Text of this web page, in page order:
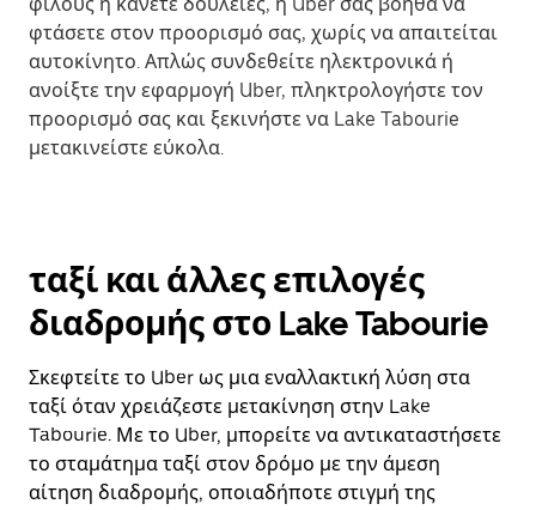
φτάσετε στον προορισμό σας, χωρίς να απαιτείται
αυτοκίνητο. Απλώς συνδεθείτε ηλεκτρονικά ή
ανοίξτε την εφαρμογή Uber, πληκτρολογήστε τον
προορισμό σας και ξεκινήστε να Lake Tabourie
μετακινείστε εύκολα.
ταξί και άλλες επιλογές
διαδρομής στο Lake Tabourie
Σκεφτείτε το Uber ως μια εναλλακτική λύση στα
ταξί όταν χρειάζεστε μετακίνηση στην Lake
Tabourie. Με το Uber, μπορείτε να αντικαταστήσετε
το σταμάτημα ταξί στον δρόμο με την άμεση
αίτηση διαδρομής, οποιαδήποτε στιγμή της